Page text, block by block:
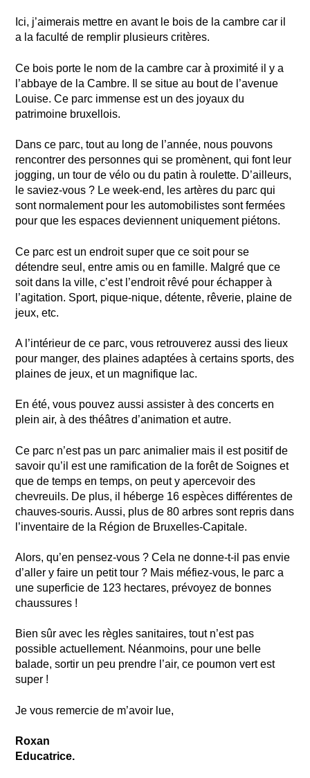
Ici, j’aimerais mettre en avant le bois de la cambre car il
a la faculté de remplir plusieurs critères.
Ce bois porte le nom de la cambre car à proximité il y a
l’abbaye de la Cambre. Il se situe au bout de l’avenue
Louise. Ce parc immense est un des joyaux du
patrimoine bruxellois.
Dans ce parc, tout au long de l’année, nous pouvons
rencontrer des personnes qui se promènent, qui font leur
jogging, un tour de vélo ou du patin à roulette. D’ailleurs,
le saviez-vous ? Le week-end, les artères du parc qui
sont normalement pour les automobilistes sont fermées
pour que les espaces deviennent uniquement piétons.
Ce parc est un endroit super que ce soit pour se
détendre seul, entre amis ou en famille. Malgré que ce
soit dans la ville, c’est l’endroit rêvé pour échapper à
l’agitation. Sport, pique-nique, détente, rêverie, plaine de
jeux, etc.
A l’intérieur de ce parc, vous retrouverez aussi des lieux
pour manger, des plaines adaptées à certains sports, des
plaines de jeux, et un magnifique lac.
En été, vous pouvez aussi assister à des concerts en
plein air, à des théâtres d’animation et autre.
Ce parc n’est pas un parc animalier mais il est positif de
savoir qu’il est une ramification de la forêt de Soignes et
que de temps en temps, on peut y apercevoir des
chevreuils. De plus, il héberge 16 espèces différentes de
chauves-souris. Aussi, plus de 80 arbres sont repris dans
l’inventaire de la Région de Bruxelles-Capitale.
Alors, qu’en pensez-vous ? Cela ne donne-t-il pas envie
d’aller y faire un petit tour ? Mais méfiez-vous, le parc a
une superficie de 123 hectares, prévoyez de bonnes
chaussures !
Bien sûr avec les règles sanitaires, tout n’est pas
possible actuellement. Néanmoins, pour une belle
balade, sortir un peu prendre l’air, ce poumon vert est
super !
Je vous remercie de m’avoir lue,
Roxan
Educatrice.